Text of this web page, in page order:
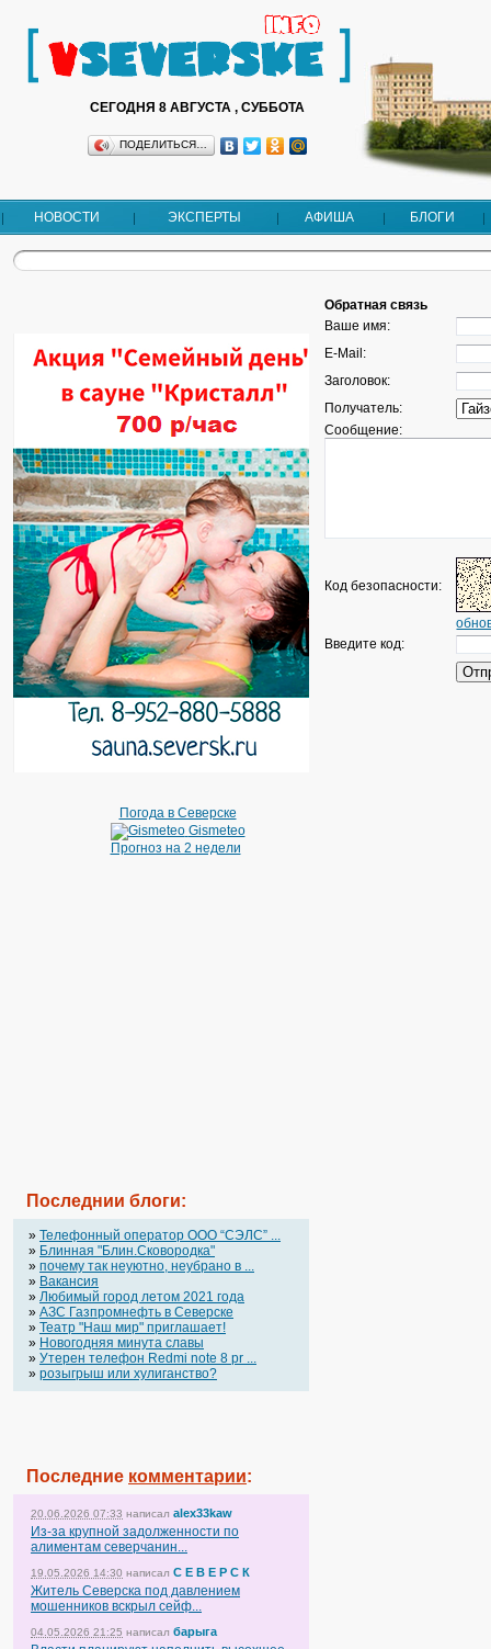
СЕГОДНЯ 8 АВГУСТА , СУББОТА
ПОДЕЛИТЬСЯ…
НОВОСТИ ЭКСПЕРТЫ АФИША БЛОГИ
Погода в Северске
Gismeteo
Прогноз на 2 недели
Последнии блоги:
» Телефонный оператор OOO “СЭЛС” ...
» Блинная "Блин.Сковородка"
» почему так неуютно, неубрано в ...
» Вакансия
» Любимый город летом 2021 года
» АЗС Газпромнефть в Северске
» Театр "Наш мир" приглашает!
» Новогодняя минута славы
» Утерен телефон Redmi note 8 pr ...
» розыгрыш или хулиганство?
Последние комментарии:
20.06.2026 07:33 написал alex33kaw
Из-за крупной задолженности по
алиментам северчанин...
19.05.2026 14:30 написал С Е В Е Р С К
Житель Северска под давлением
мошенников вскрыл сейф...
04.05.2026 21:25 написал барыга
Обратная связь
Ваше имя:
E-Mail:
Заголовок:
Получатель:
Сообщение:
Код безопасности:
Введите код: